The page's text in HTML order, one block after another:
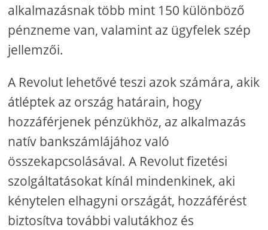
alkalmazásnak több mint 150 különböző
pénzneme van, valamint az ügyfelek szép
jellemzői.
A Revolut lehetővé teszi azok számára, akik
átléptek az ország határain, hogy
hozzáférjenek pénzükhöz, az alkalmazás
natív bankszámlájához való
összekapcsolásával. A Revolut fizetési
szolgáltatásokat kínál mindenkinek, aki
kénytelen elhagyni országát, hozzáférést
biztosítva további valutákhoz és